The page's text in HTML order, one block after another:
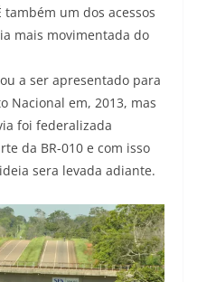
um dos acessos
mais movimentada do
a ser apresentado para
Nacional em, 2013, mas
foi federalizada
da BR-010 e com isso
sera levada adiante.